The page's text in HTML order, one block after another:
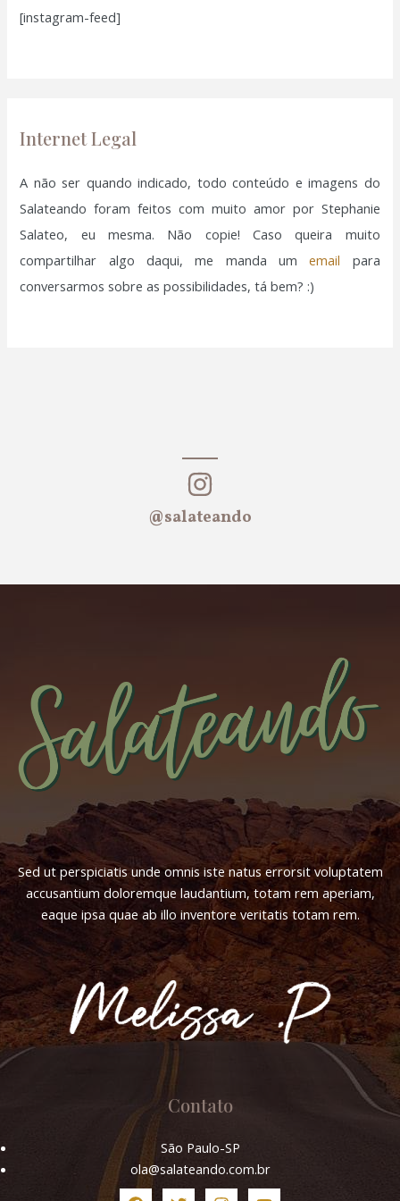
s
r
[instagram-feed]
Internet Legal
A não ser quando indicado, todo conteúdo e imagens do
Salateando foram feitos com muito amor por Stephanie
Salateo, eu mesma. Não copie! Caso queira muito
compartilhar algo daqui, me manda umemail para
conversarmos sobre as possibilidades, tá bem? :)
@salateando
Sed ut perspiciatis unde omnis iste natus errorsit voluptatem
accusantium doloremque laudantium, totam rem aperiam,
eaque ipsa quae ab illo inventore veritatis totam rem.
Contato
São Paulo-SP
ola@salateando.com.br